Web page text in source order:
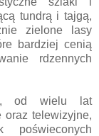
tundrą i tajgą,
zielone lasy
bardziej cenią
rdzennych
od wielu lat
oraz telewizyjne,
poświeconych